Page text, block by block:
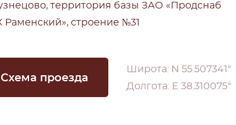
территория базы ЗАО «Продснаб
Раменский», строение №31
Схема проезда
Широта: N 55.507341°
Долгота: E 38.310075°